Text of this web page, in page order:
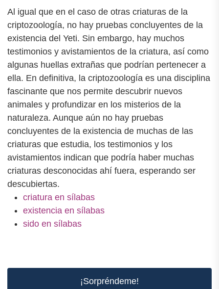
Al igual que en el caso de otras criaturas de la
criptozoología, no hay pruebas concluyentes de la
existencia del Yeti. Sin embargo, hay muchos
testimonios y avistamientos de la criatura, así como
algunas huellas extrañas que podrían pertenecer a
ella. En definitiva, la criptozoología es una disciplina
fascinante que nos permite descubrir nuevos
animales y profundizar en los misterios de la
naturaleza. Aunque aún no hay pruebas
concluyentes de la existencia de muchas de las
criaturas que estudia, los testimonios y los
avistamientos indican que podría haber muchas
criaturas desconocidas ahí fuera, esperando ser
descubiertas.
criatura en sílabas
existencia en sílabas
sido en sílabas
¡Sorpréndeme!